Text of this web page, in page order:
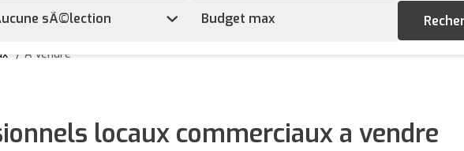
sÃ©lection
A Vendre
locaux commerciaux a vendre